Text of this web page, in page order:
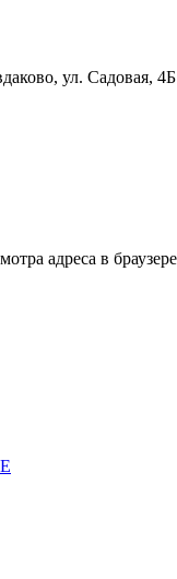
ул. Садовая, 4Б